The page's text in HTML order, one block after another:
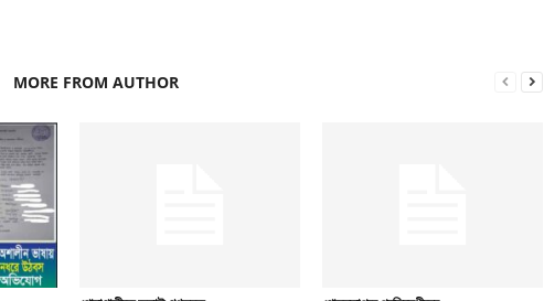
MORE FROM AUTHOR